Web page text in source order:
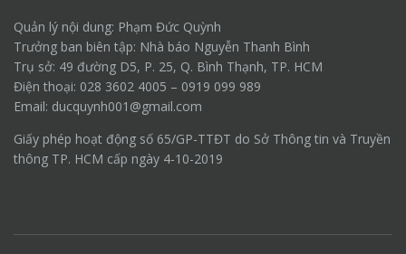
Quản lý nội dung: Phạm Đức Quỳnh
Trưởng ban biên tập: Nhà báo Nguyễn Thanh Bình
Trụ sở: 49 đường D5, P. 25, Q. Bình Thạnh, TP. HCM
Điện thoại: 028 3602 4005 – 0919 099 989
Email: ducquynh001@gmail.com
Giấy phép hoạt động số 65/GP-TTĐT do Sở Thông tin và Truyền
thông TP. HCM cấp ngày 4-10-2019